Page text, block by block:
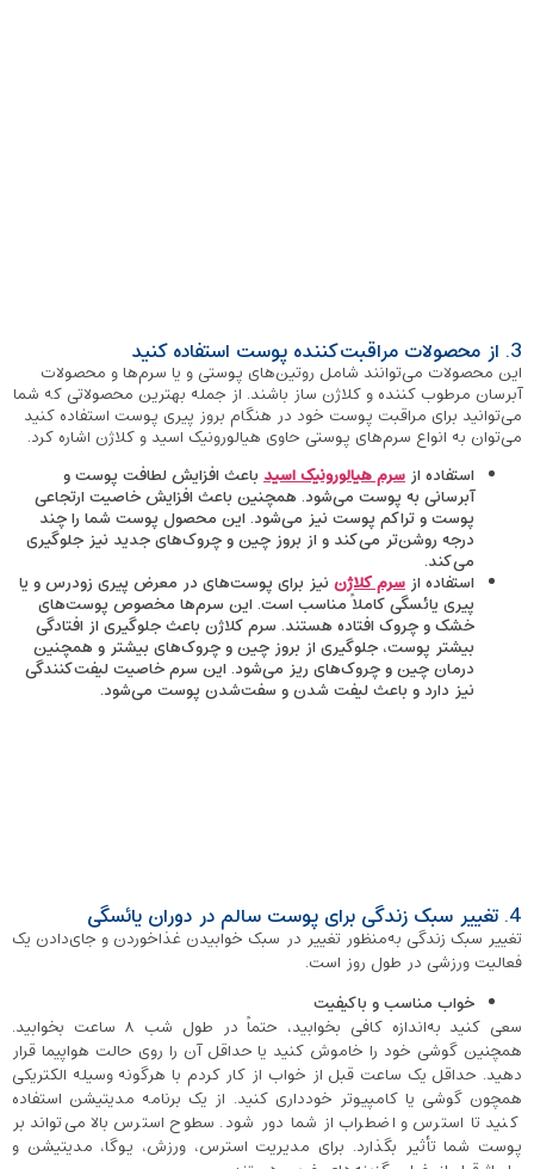
3. از محصولات مراقبت‌کننده پوست استفاده کنید
این محصولات می‌توانند شامل روتین‌های پوستی و یا سرم‌ها و محصولات
آبرسان مرطوب کننده و کلاژن ساز باشند. از جمله بهترین محصولاتی که شما
می‌توانید برای مراقبت پوست خود در هنگام بروز پیری پوست استفاده کنید
می‌توان به انواع سرم‌های پوستی حاوی هیالورونیک اسید و کلاژن اشاره کرد.
استفاده از سرم هیالورونیک اسید باعث افزایش لطافت پوست و
آبرسانی به پوست می‌شود. همچنین باعث افزایش خاصیت ارتجاعی
پوست و تراکم پوست نیز می‌شود. این محصول پوست شما را چند
درجه روشن‌تر می‌کند و از بروز چین و چروک‌های جدید نیز جلوگیری
می‌کند.
استفاده از سرم کلاژن نیز برای پوست‌های در معرض پیری زودرس و یا
پیری یائسگی کاملاً مناسب است. این سرم‌ها مخصوص پوست‌های
خشک و چروک افتاده هستند. سرم کلاژن باعث جلوگیری از افتادگی
بیشتر پوست، جلوگیری از بروز چین و چروک‌های بیشتر و همچنین
درمان چین و چروک‌های ریز می‌شود. این سرم خاصیت لیفت‌کنندگی
نیز دارد و باعث لیفت شدن و سفت‌شدن پوست می‌شود.
4. تغییر سبک زندگی برای پوست سالم در دوران یائسگی
تغییر سبک زندگی به‌منظور تغییر در سبک خوابیدن غذاخوردن و جای‌دادن یک
فعالیت ورزشی در طول روز است.
خواب مناسب و باکیفیت
سعی کنید به‌اندازه کافی بخوابید، حتماً در طول شب ۸ ساعت بخوابید.
همچنین گوشی خود را خاموش کنید یا حداقل آن را روی حالت هواپیما قرار
دهید. حداقل یک ساعت قبل از خواب از کار کردم با هرگونه وسیله الکتریکی
همچون گوشی یا کامپیوتر خودداری کنید. از یک برنامه مدیتیشن استفاده
کنید تا استرس و اضطراب از شما دور شود. سطوح استرس بالا می‌تواند بر
پوست شما تأثیر بگذارد. برای مدیریت استرس، ورزش، یوگا، مدیتیشن و